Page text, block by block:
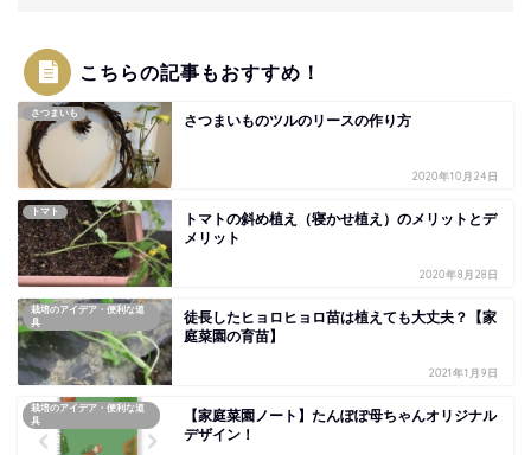
こちらの記事もおすすめ！
さつまいも さつまいものツルのリースの作り方
2020年10月24日
トマト
トマトの斜め植え（寝かせ植え）のメリットとデ
メリット
2020年8月28日
栽培のアイデア・便利な道
具
徒長したヒョロヒョロ苗は植えても大丈夫？【家
庭菜園の育苗】
2021年1月9日
栽培のアイデア・便利な道
具
【家庭菜園ノート】たんぽぽ母ちゃんオリジナル
デザイン！